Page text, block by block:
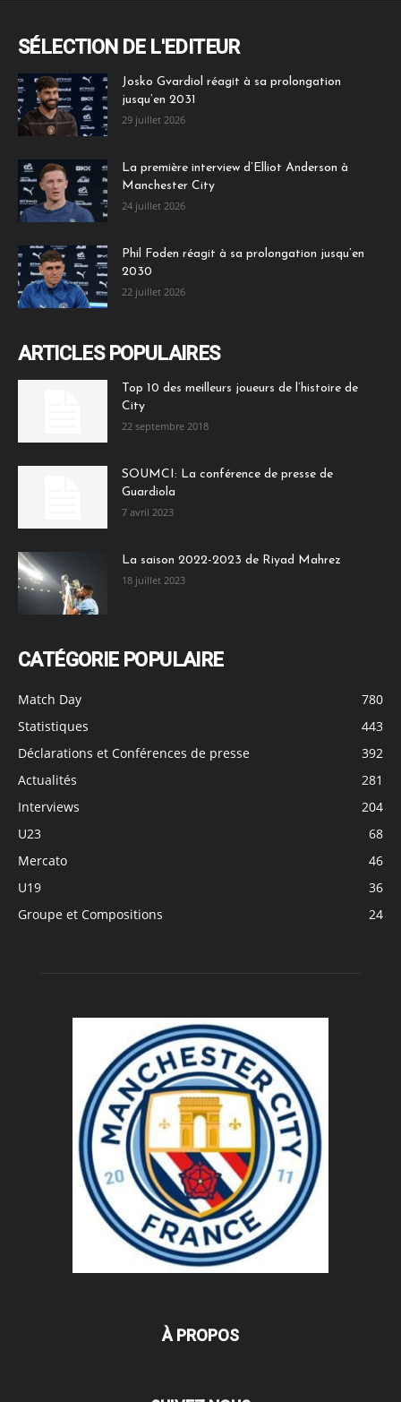
SÉLECTION DE L'EDITEUR
Josko Gvardiol réagit à sa prolongation
jusqu’en 2031
29 juillet 2026
La première interview d’Elliot Anderson à
Manchester City
24 juillet 2026
Phil Foden réagit à sa prolongation jusqu’en
2030
22 juillet 2026
ARTICLES POPULAIRES
Top 10 des meilleurs joueurs de l’histoire de
City
22 septembre 2018
SOUMCI: La conférence de presse de
Guardiola
7 avril 2023
La saison 2022-2023 de Riyad Mahrez
18 juillet 2023
CATÉGORIE POPULAIRE
Match Day
780
Statistiques
443
Déclarations et Conférences de presse
392
Actualités
281
Interviews
204
U23
68
Mercato
46
U19
36
Groupe et Compositions
24
À PROPOS